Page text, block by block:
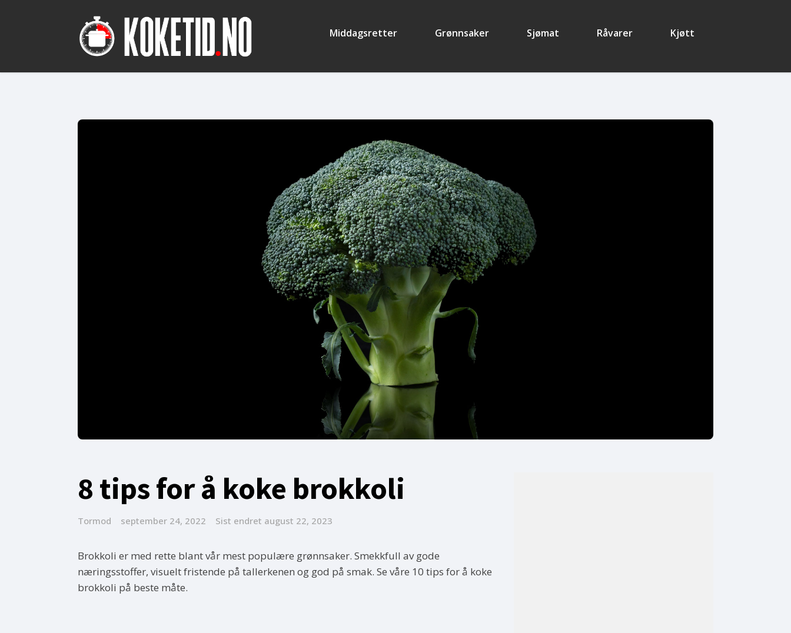
Middagsretter Grønnsaker Sjømat Råvarer Kjøtt
8 tips for å koke brokkoli
Tormod september 24, 2022 Sist endret august 22, 2023
Brokkoli er med rette blant vår mest populære grønnsaker. Smekkfull av gode
næringsstoffer, visuelt fristende på tallerkenen og god på smak. Se våre 10 tips for å koke
brokkoli på beste måte.